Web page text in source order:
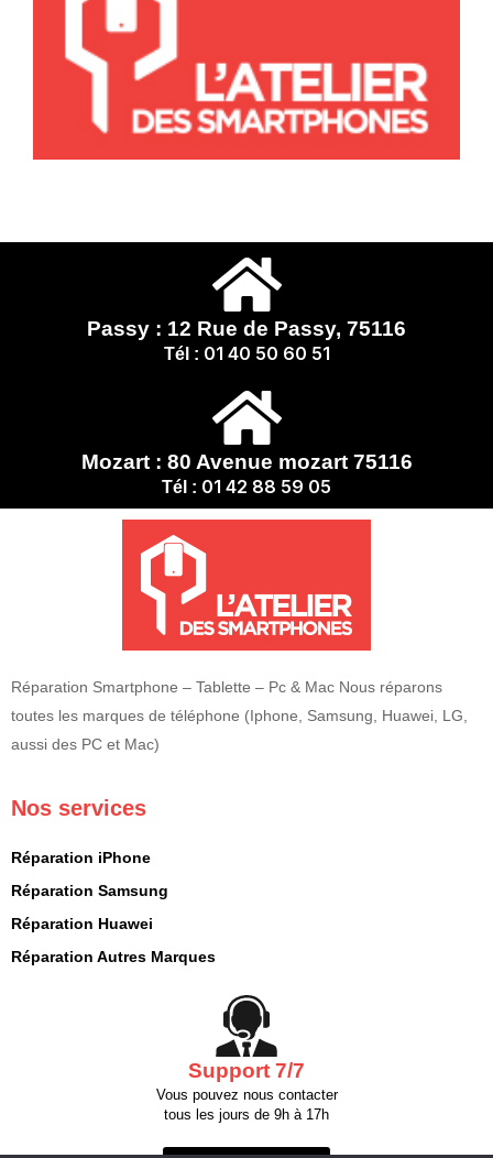
Passy : 12 Rue de Passy, 75116
Tél : 01 40 50 60 51
Mozart : 80 Avenue mozart 75116
Tél : 01 42 88 59 05
Réparation Smartphone – Tablette – Pc & Mac Nous réparons
toutes les marques de téléphone (Iphone, Samsung, Huawei, LG,
aussi des PC et Mac)
Nos services
Réparation iPhone
Réparation Samsung
Réparation Huawei
Réparation Autres Marques
Support 7/7
Vous pouvez nous contacter
tous les jours de 9h à 17h